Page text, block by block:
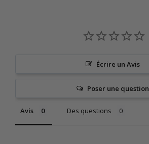
Écrire un Avis
Poser une question
Avis Des questions